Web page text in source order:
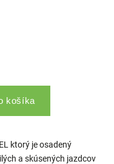
košíka
ktorý je osadený
a skúsených jazdcov